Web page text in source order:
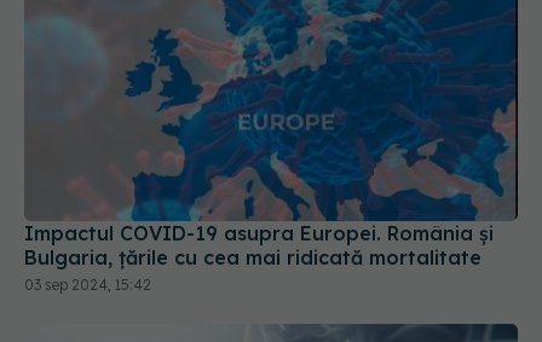
Impactul COVID-19 asupra Europei. România și
Bulgaria, țările cu cea mai ridicată mortalitate
03 sep 2024, 15:42